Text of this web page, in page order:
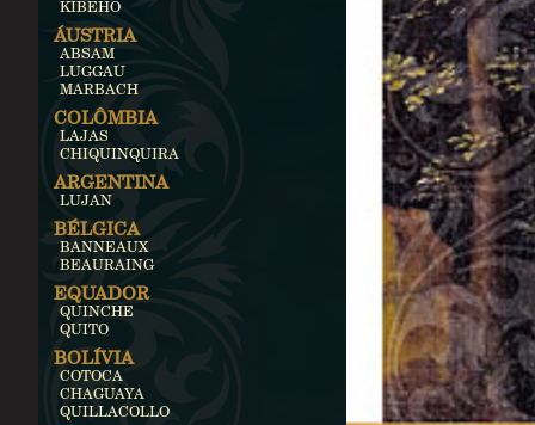
KIBEHO
ÁUSTRIA
ABSAM
LUGGAU
MARBACH
COLÔMBIA
LAJAS
CHIQUINQUIRA
ARGENTINA
LUJAN
BÉLGICA
BANNEAUX
BEAURAING
EQUADOR
QUINCHE
QUITO
BOLÍVIA
COTOCA
CHAGUAYA
QUILLACOLLO